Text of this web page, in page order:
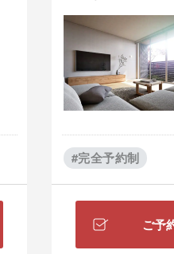
#完全予約制
ご予